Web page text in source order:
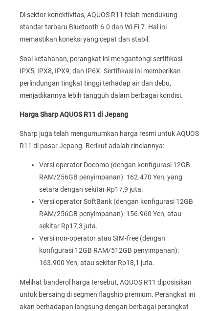
Di sektor konektivitas, AQUOS R11 telah mendukung
standar terbaru Bluetooth 6.0 dan Wi-Fi 7. Hal ini
memastikan koneksi yang cepat dan stabil.
Soal ketahanan, perangkat ini mengantongi sertifikasi
IPX5, IPX8, IPX9, dan IP6X. Sertifikasi ini memberikan
perlindungan tingkat tinggi terhadap air dan debu,
menjadikannya lebih tangguh dalam berbagai kondisi.
Harga Sharp AQUOS R11 di Jepang
Sharp juga telah mengumumkan harga resmi untuk AQUOS
R11 di pasar Jepang. Berikut adalah rinciannya:
Versi operator Docomo (dengan konfigurasi 12GB
RAM/256GB penyimpanan): 162.470 Yen, yang
setara dengan sekitar Rp17,9 juta.
Versi operator SoftBank (dengan konfigurasi 12GB
RAM/256GB penyimpanan): 156.960 Yen, atau
sekitar Rp17,3 juta.
Versi non-operator atau SIM-free (dengan
konfigurasi 12GB RAM/512GB penyimpanan):
163.900 Yen, atau sekitar Rp18,1 juta.
Melihat banderol harga tersebut, AQUOS R11 diposisikan
untuk bersaing di segmen flagship premium. Perangkat ini
akan berhadapan langsung dengan berbagai perangkat